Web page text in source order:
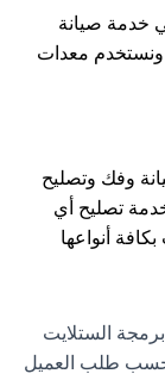
خدمة صيانة
ونستخدم معدات
وفك وتصليح
تصليح أي
أنواعها
الستلايت
حسب طلب العميل